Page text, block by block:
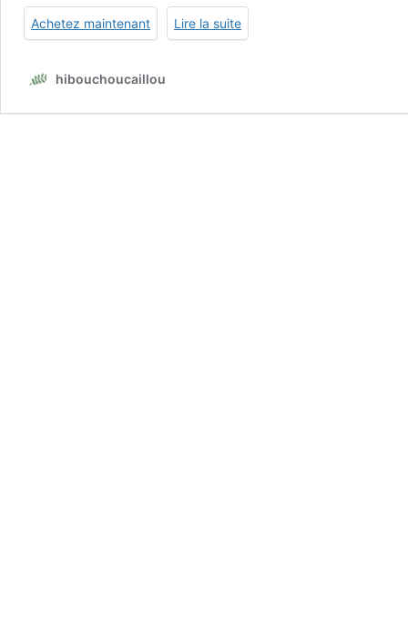
Achetez maintenant Lire la suite
hibouchoucaillou